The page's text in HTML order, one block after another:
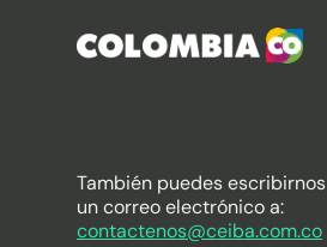
También puedes escribirnos
un correo electrónico a:
contactenos@ceiba.com.co